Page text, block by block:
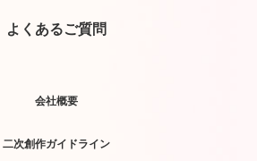
よくあるご質問
会社概要
二次創作ガイドライン